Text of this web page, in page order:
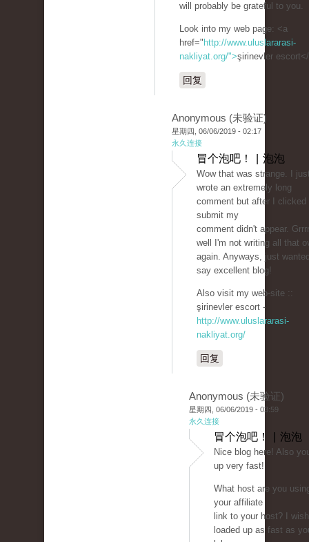
will probably be grateful to you.
Look into my web page: <a
href=" http://www.uluslararasi-
nakliyat.org/">şirinevler
回复
Anonymous (未验证)
星期四, 06/06/2019 - 02:17
永久连接
冒个泡吧！ | 泡泡
Wow that was strange. I
wrote an extremely long
comment but after I clicked
submit my
comment didn't appear.
well I'm not writing all that
again. Anyways, just
say excellent blog!
Also visit my web-site ::
şirinevler escort -
http://www.uluslararasi-
nakliyat.org/
回复
Anonymous (未验证)
星期四, 06/06/2019 - 03:59
永久连接
冒个泡吧！ | 泡泡
Nice blog here! Also
up very fast!
What host are you
your affiliate
link to your host? I
loaded up as fast as